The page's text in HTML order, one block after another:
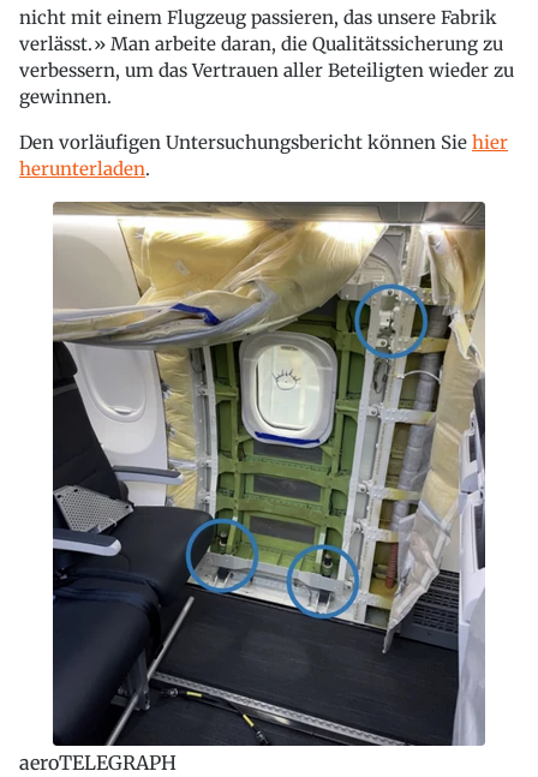
nicht mit einem Flugzeug passieren, das unsere Fabrik
verlässt.» Man arbeite daran, die Qualitätssicherung zu
verbessern, um das Vertrauen aller Beteiligten wieder zu
gewinnen.
Den vorläufigen Untersuchungsbericht können Sie hier
herunterladen.
aeroTELEGRAPH